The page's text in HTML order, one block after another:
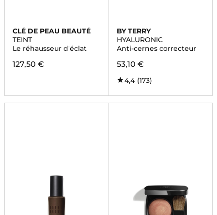
CLÉ DE PEAU BEAUTÉ
TEINT
Le réhausseur d'éclat
127,50 €
BY TERRY
HYALURONIC
Anti-cernes correcteur
53,10 €
4,4 (173)